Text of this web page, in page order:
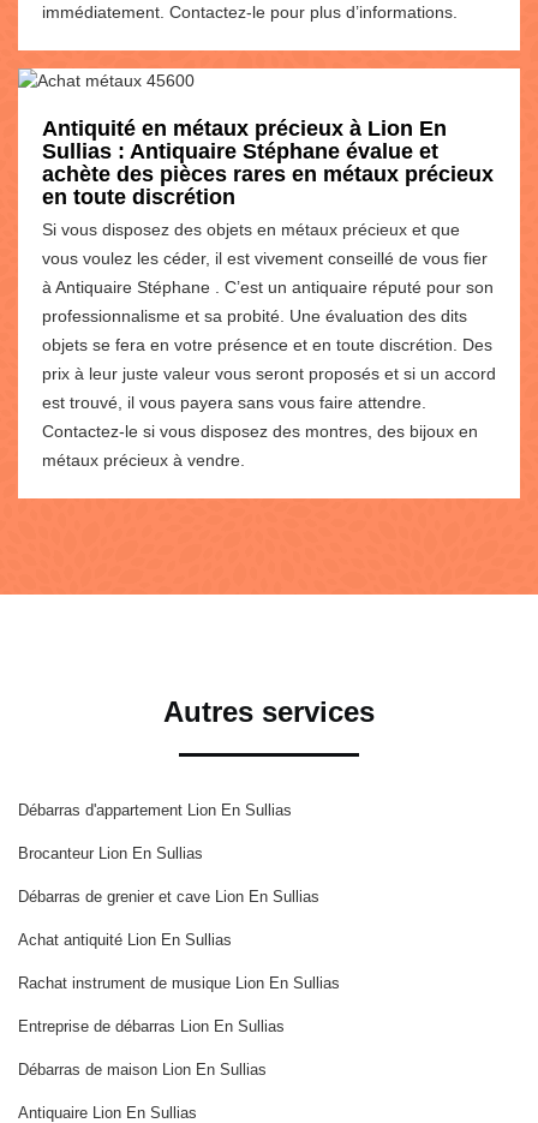
immédiatement. Contactez-le pour plus d’informations.
Antiquité en métaux précieux à Lion En
Sullias : Antiquaire Stéphane évalue et
achète des pièces rares en métaux précieux
en toute discrétion
Si vous disposez des objets en métaux précieux et que
vous voulez les céder, il est vivement conseillé de vous fier
à Antiquaire Stéphane . C’est un antiquaire réputé pour son
professionnalisme et sa probité. Une évaluation des dits
objets se fera en votre présence et en toute discrétion. Des
prix à leur juste valeur vous seront proposés et si un accord
est trouvé, il vous payera sans vous faire attendre.
Contactez-le si vous disposez des montres, des bijoux en
métaux précieux à vendre.
Autres services
Débarras d'appartement Lion En Sullias
Brocanteur Lion En Sullias
Débarras de grenier et cave Lion En Sullias
Achat antiquité Lion En Sullias
Rachat instrument de musique Lion En Sullias
Entreprise de débarras Lion En Sullias
Débarras de maison Lion En Sullias
Antiquaire Lion En Sullias